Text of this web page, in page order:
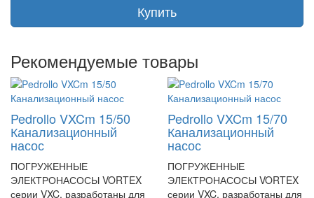
Купить
Рекомендуемые товары
Pedrollo VXCm 15/50
Канализационный
насос
ПОГРУЖЕННЫЕ
ЭЛЕКТРОНАСОСЫ VORTEX
серии VXC, разработаны для
Pedrollo VXCm 15/70
Канализационный
насос
ПОГРУЖЕННЫЕ
ЭЛЕКТРОНАСОСЫ VORTEX
серии VXC, разработаны для